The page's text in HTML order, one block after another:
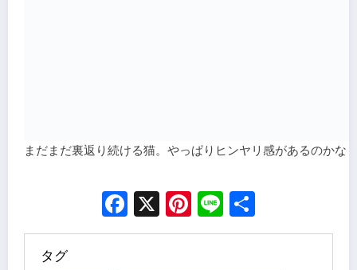
まだまだ裏返り続ける猫。やっぱりヒンヤリ感があるのかな
Facebook
X Pinterest
Line
タグ